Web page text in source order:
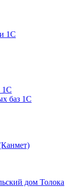
1С
1С
баз 1С
дом Толока